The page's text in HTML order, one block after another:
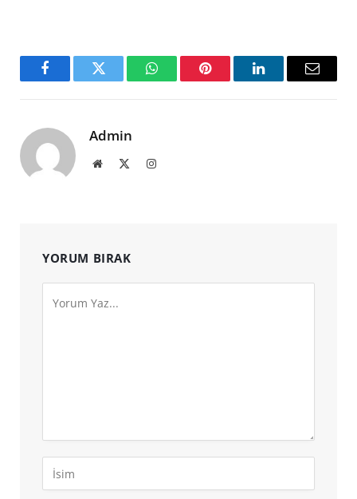
FacebookTwitter WhatsAppPinterest LinkedInEmail
Admin
Website Instagram
YORUM BIRAK